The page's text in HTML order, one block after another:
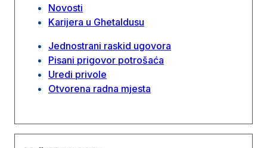
Novosti
Karijera u Ghetaldusu
Jednostrani raskid ugovora
Pisani prigovor potrošaća
Uredi privole
Otvorena radna mjesta